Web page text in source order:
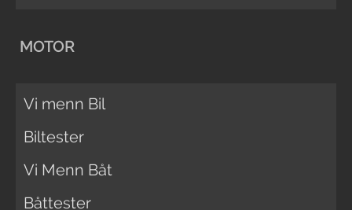
MOTOR
Vi menn Bil
Biltester
Vi Menn Båt
Båttester